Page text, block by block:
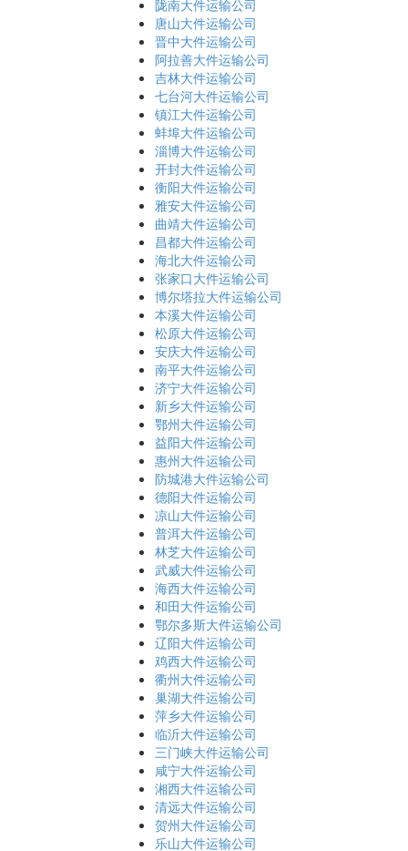
陇南大件运输公司
唐山大件运输公司
晋中大件运输公司
阿拉善大件运输公司
吉林大件运输公司
七台河大件运输公司
镇江大件运输公司
蚌埠大件运输公司
淄博大件运输公司
开封大件运输公司
衡阳大件运输公司
雅安大件运输公司
曲靖大件运输公司
昌都大件运输公司
海北大件运输公司
张家口大件运输公司
博尔塔拉大件运输公司
本溪大件运输公司
松原大件运输公司
安庆大件运输公司
南平大件运输公司
济宁大件运输公司
新乡大件运输公司
鄂州大件运输公司
益阳大件运输公司
惠州大件运输公司
防城港大件运输公司
德阳大件运输公司
凉山大件运输公司
普洱大件运输公司
林芝大件运输公司
武威大件运输公司
海西大件运输公司
和田大件运输公司
鄂尔多斯大件运输公司
辽阳大件运输公司
鸡西大件运输公司
衢州大件运输公司
巢湖大件运输公司
萍乡大件运输公司
临沂大件运输公司
三门峡大件运输公司
咸宁大件运输公司
湘西大件运输公司
清远大件运输公司
贺州大件运输公司
乐山大件运输公司